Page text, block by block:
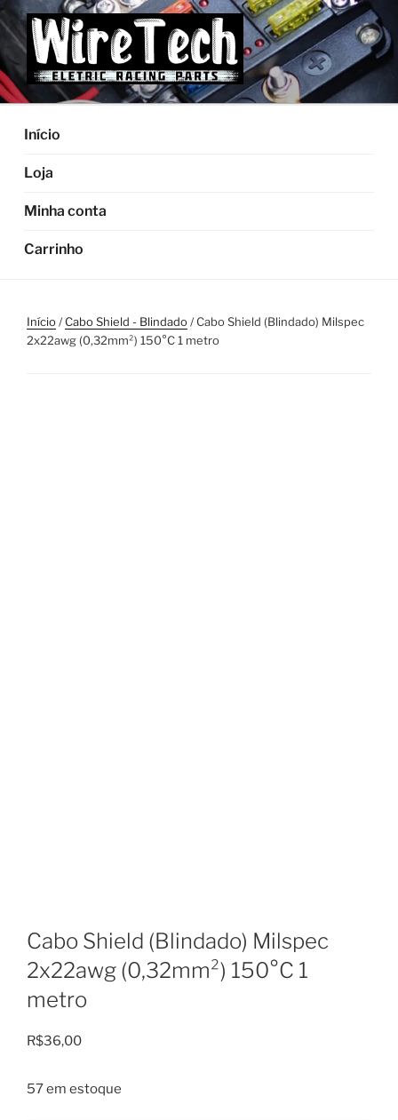
Pular
para
o
conteúdo
Início
Loja
Minha conta
Carrinho
Início/Cabo Shield - Blindado/ Cabo Shield (Blindado) Milspec
2x22awg (0,32mm²) 150°C 1 metro
Cabo Shield (Blindado) Milspec
2x22awg (0,32mm²) 150°C 1
metro
R$36,00
57 em estoque